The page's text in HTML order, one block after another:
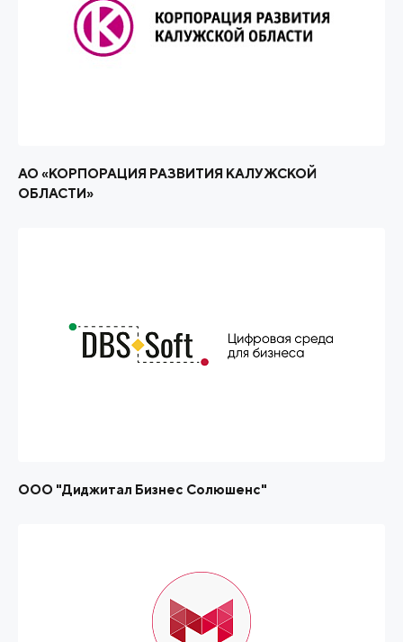
АО «КОРПОРАЦИЯ РАЗВИТИЯ КАЛУЖСКОЙ
ОБЛАСТИ»
ООО "Диджитал Бизнес Солюшенс"